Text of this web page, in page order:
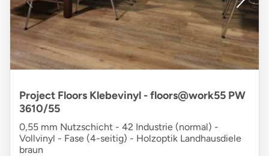
Project Floors Klebevinyl - floors@work55 PW
3610/55
0,55 mm Nutzschicht - 42 Industrie (normal) -
Vollvinyl - Fase (4-seitig) - Holzoptik Landhausdiele
braun